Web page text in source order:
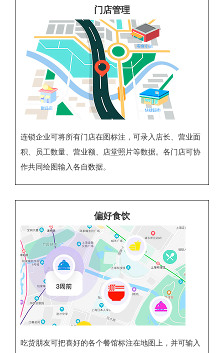
门店管理
连锁企业可将所有门店在图标注，可录入店长、营业面
积、员工数量、营业额、店堂照片等数据。各门店可协
作共同绘图输入各自数据。
偏好食饮
吃货朋友可把喜好的各个餐馆标注在地图上，并可输入